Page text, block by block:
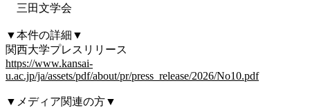
三田文学会
▼本件の詳細▼
関西大学プレスリリース
https://www.kansai-
u.ac.jp/ja/assets/pdf/about/pr/press_release/2026/No10.pdf
▼メディア関連の方▼